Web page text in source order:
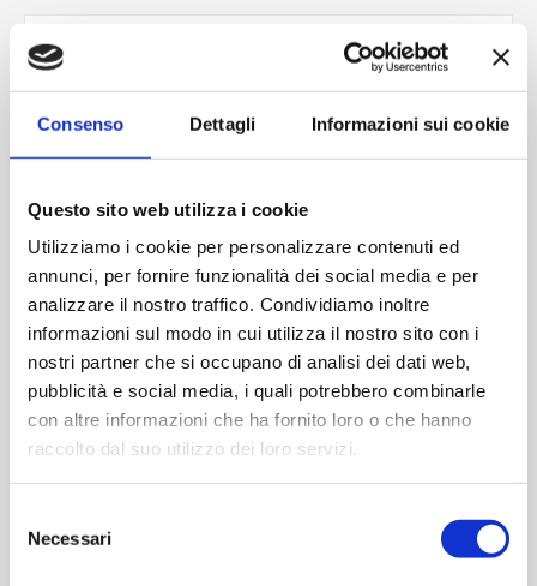
Consenso Dettagli Informazioni sui cookie
Questo sito web utilizza i cookie
Utilizziamo i cookie per personalizzare contenuti ed
annunci, per fornire funzionalità dei social media e per
analizzare il nostro traffico. Condividiamo inoltre
informazioni sul modo in cui utilizza il nostro sito con i
nostri partner che si occupano di analisi dei dati web,
pubblicità e social media, i quali potrebbero combinarle
con altre informazioni che ha fornito loro o che hanno
raccolto dal suo utilizzo dei loro servizi.
delNecessari